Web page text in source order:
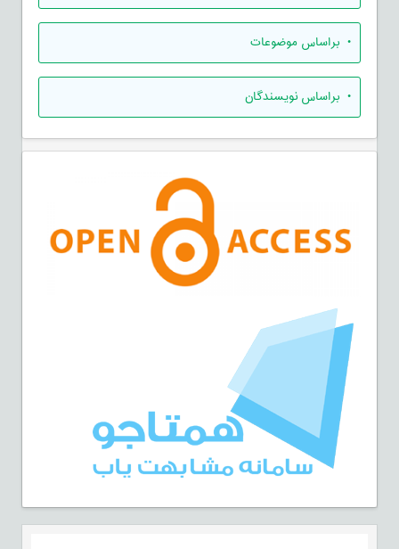
• براساس موضوعات
• براساس نویسندگان